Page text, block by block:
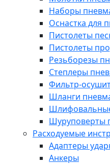
Наборы
Оснастка для
Пистолеты
Пистолеты
Резьборезы
Степлеры
Фильтр-
Шланги
Шуруповерты
Расходуемые
Адаптеры
Анкеры